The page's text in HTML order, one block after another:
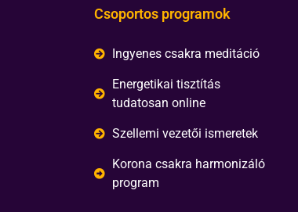
Csoportos programok
Ingyenes csakra meditáció
Energetikai tisztítás
tudatosan online
Szellemi vezetői ismeretek
Korona csakra harmonizáló
program